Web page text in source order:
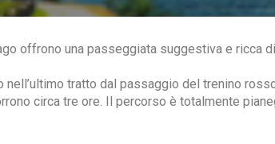
offrono una passeggiata suggestiva e ricca
tratto dal passaggio del trenino
circa tre ore. Il percorso è totalmente